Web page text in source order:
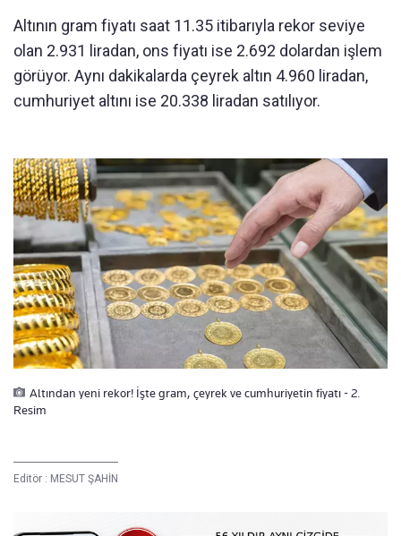
Altının gram fiyatı saat 11.35 itibarıyla rekor seviye
olan 2.931 liradan, ons fiyatı ise 2.692 dolardan işlem
görüyor. Aynı dakikalarda çeyrek altın 4.960 liradan,
cumhuriyet altını ise 20.338 liradan satılıyor.
Altından yeni rekor! İşte gram, çeyrek ve cumhuriyetin fiyatı - 2.
Resim
Editör : MESUT ŞAHİN